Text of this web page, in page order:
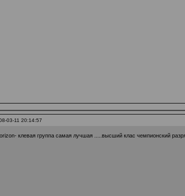
03-11 20:14:57
клевая группа самая лучшая .....высший клас чемпионский